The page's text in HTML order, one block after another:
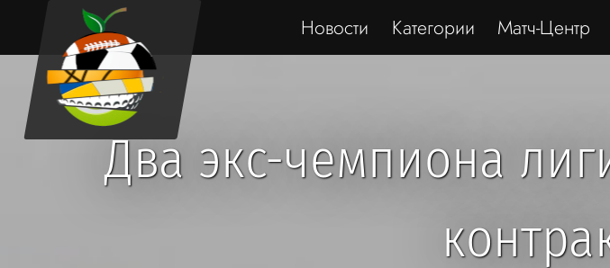
Новости Категории Матч-Центр
Два экс-чемпиона